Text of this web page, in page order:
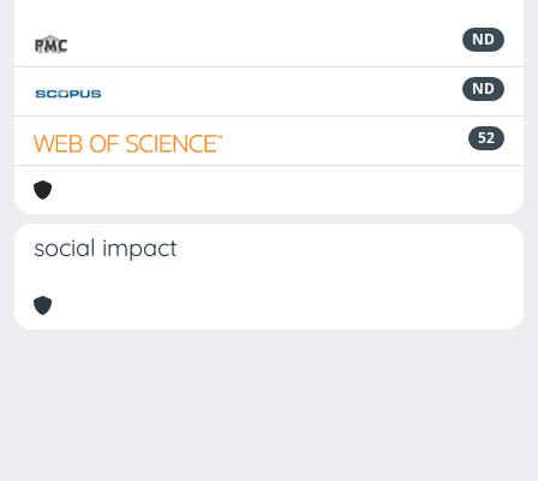
ND
ND
52
social impact